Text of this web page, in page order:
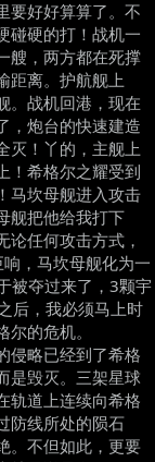
要好好算算了。不
碰硬的打！战机一
艘，两方都在死撑
距离。护航舰上
。战机回港，现在
，炮台的快速建造
灭！丫的，主舰上
！希格尔之耀受到
马坎母舰进入攻击
舰把他给我打下
任何攻击方式，
，马坎母舰化为一
被夺过来了，3颗宇
后，我必须马上时
的危机。
侵略已经到了希格
是毁灭。三架星球
轨道上连续向希格
防线所处的陨石
。不但如此，更要